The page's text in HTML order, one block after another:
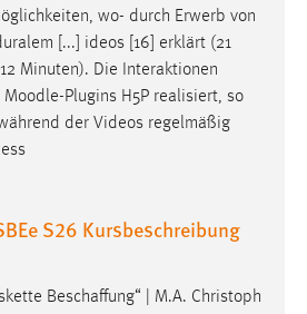
wo- durch Erwerb von
[...] ideos [16] erklärt (21
Minuten). Die Interaktionen
Moodle-Plugins H5P realisiert, so
der Videos regelmäßig
S26 Kursbeschreibung
Beschaffung“ | M.A. Christoph
die gewählte Sprache der Website.